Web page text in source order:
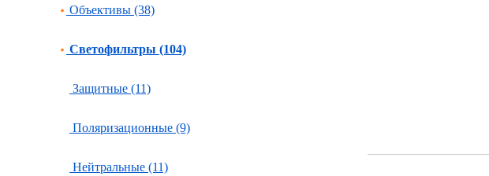
Объективы (38)
Светофильтры (104)
Защитные (11)
Поляризационные (9)
Нейтральные (11)